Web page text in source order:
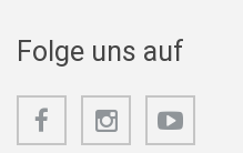
Folge uns auf